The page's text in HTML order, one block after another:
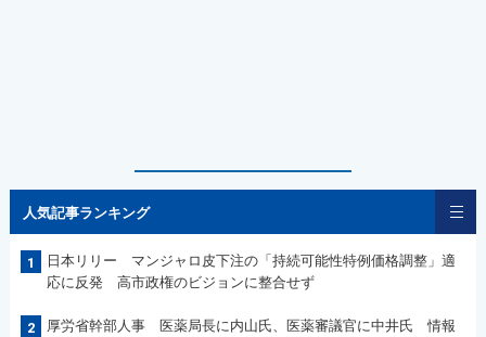
人気記事ランキング
1
日本リリー マンジャロ皮下注の「持続可能性特例価格調整」適
応に反発 高市政権のビジョンに整合せず
2
厚労省幹部人事 医薬局長に内山氏、医薬審議官に中井氏 情報